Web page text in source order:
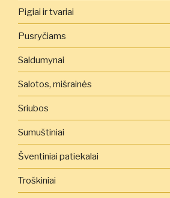
Pigiai ir tvariai
Pusryčiams
Saldumynai
Salotos, mišrainės
Sriubos
Sumuštiniai
Šventiniai patiekalai
Troškiniai